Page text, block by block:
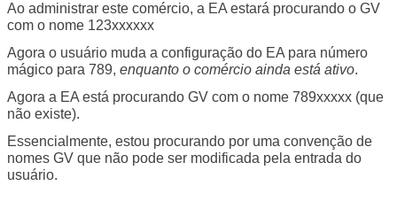
Ao administrar este comércio, a EA estará procurando o GV
com o nome 123xxxxxx
Agora o usuário muda a configuração do EA para número
mágico para 789, enquanto o comércio ainda está ativo.
Agora a EA está procurando GV com o nome 789xxxxx (que
não existe).
Essencialmente, estou procurando por uma convenção de
nomes GV que não pode ser modificada pela entrada do
usuário.